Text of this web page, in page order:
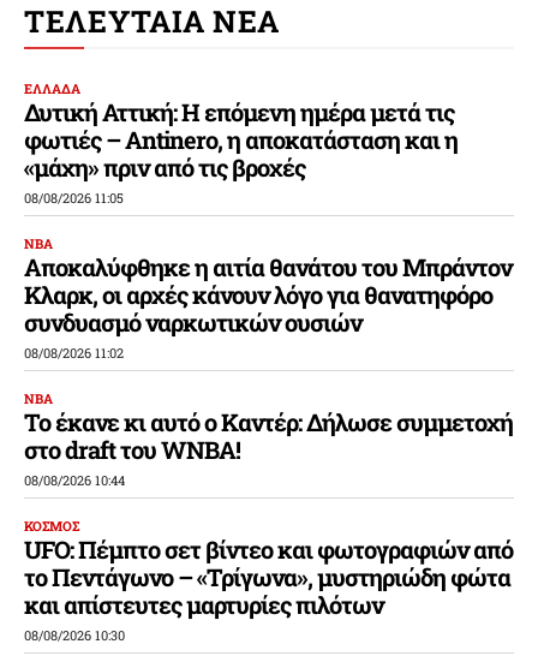
ΤΕΛΕΥΤΑΙΑ ΝΕΑ
ΕΛΛΑΔΑ
Δυτική Αττική: Η επόμενη ημέρα μετά τις
φωτιές – Antinero, η αποκατάσταση και η
«μάχη» πριν από τις βροχές
08/08/2026 11:05
ΝΒΑ
Αποκαλύφθηκε η αιτία θανάτου του Μπράντον
Κλαρκ, οι αρχές κάνουν λόγο για θανατηφόρο
συνδυασμό ναρκωτικών ουσιών
08/08/2026 11:02
ΝΒΑ
Το έκανε κι αυτό ο Καντέρ: Δήλωσε συμμετοχή
στο draft του WNBA!
08/08/2026 10:44
ΚΟΣΜΟΣ
UFO: Πέμπτο σετ βίντεο και φωτογραφιών από
το Πεντάγωνο – «Τρίγωνα», μυστηριώδη φώτα
και απίστευτες μαρτυρίες πιλότων
08/08/2026 10:30